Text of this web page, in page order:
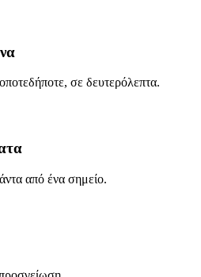
σε δευτερόλεπτα.
από ένα σημείο.